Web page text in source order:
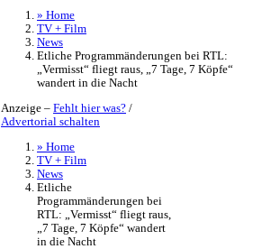
» Home
TV + Film
News
Etliche Programmänderungen bei RTL:
„Vermisst“ fliegt raus, „7 Tage, 7 Köpfe“
wandert in die Nacht
Anzeige – Fehlt hier was? /
Advertorial schalten
» Home
TV + Film
News
Etliche
Programmänderungen bei
RTL: „Vermisst“ fliegt raus,
„7 Tage, 7 Köpfe“ wandert
in die Nacht